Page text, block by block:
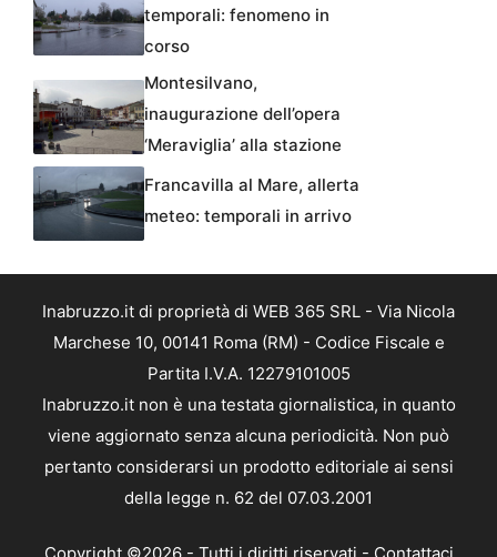
temporali: fenomeno in
corso
Montesilvano,
inaugurazione dell’opera
‘Meraviglia’ alla stazione
Francavilla al Mare, allerta
meteo: temporali in arrivo
Inabruzzo.it di proprietà di WEB 365 SRL - Via Nicola
Marchese 10, 00141 Roma (RM) - Codice Fiscale e
Partita I.V.A. 12279101005
Inabruzzo.it non è una testata giornalistica, in quanto
viene aggiornato senza alcuna periodicità. Non può
pertanto considerarsi un prodotto editoriale ai sensi
della legge n. 62 del 07.03.2001